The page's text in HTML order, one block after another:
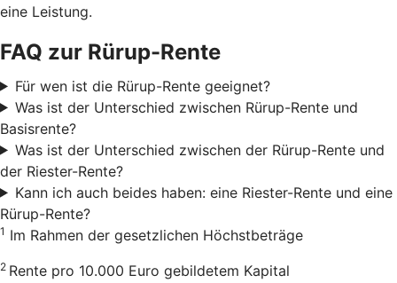
eine Leistung.
FAQ zur Rürup-Rente
Für wen ist die Rürup-Rente geeignet?
Was ist der Unterschied zwischen Rürup-Rente und
Basisrente?
Was ist der Unterschied zwischen der Rürup-Rente und
der Riester-Rente?
Kann ich auch beides haben: eine Riester-Rente und eine
Rürup-Rente?
1 Im Rahmen der gesetzlichen Höchstbeträge
2 Rente pro 10.000 Euro gebildetem Kapital